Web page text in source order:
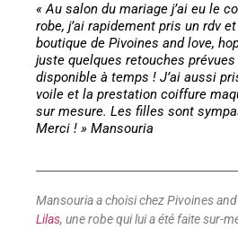
« Au salon du mariage j’ai eu le
robe, j’ai rapidement pris un rdv
boutique de Pivoines and love,
juste quelques retouches
disponible à temps ! J’ai aussi
voile et la prestation coiffure
sur mesure. Les filles sont
Merci ! » Mansouria
Mansouria a choisi chez Pivoines
Lilas, une robe qui lui a été faite sur-